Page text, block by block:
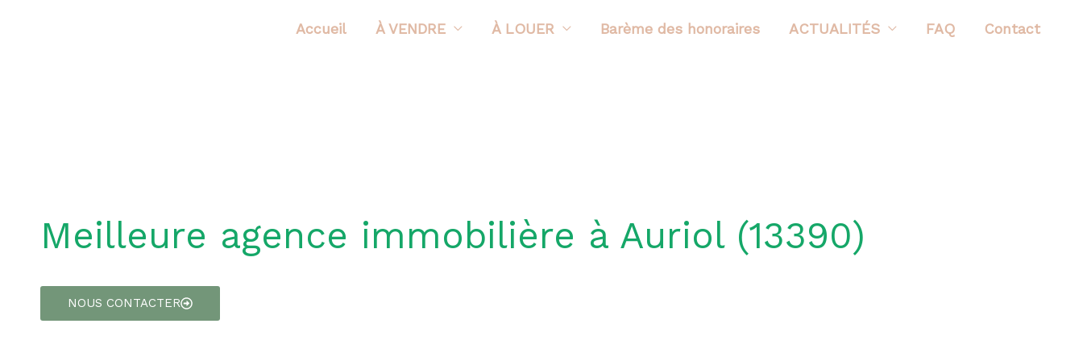
Accueil À VENDRE À LOUER Barème des honoraires ACTUALITÉS FAQ Contact
Meilleure agence immobilière à Auriol (13390)
NOUS CONTACTER